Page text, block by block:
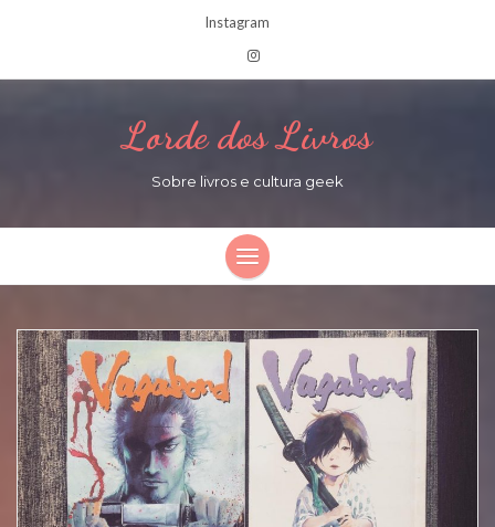
Instagram
Lorde dos Livros
Sobre livros e cultura geek